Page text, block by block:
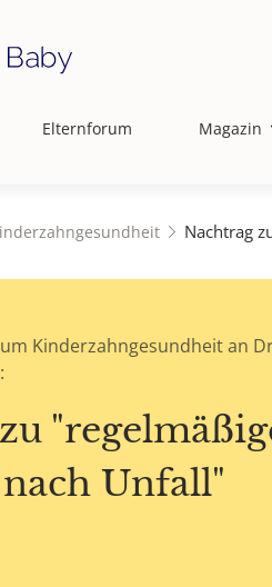
Elternforum Magazin
Nachtrag
Kinderzahngesundheit an
Unfall"